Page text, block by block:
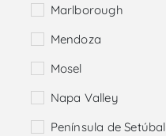
Marlborough
Mendoza
Mosel
Napa Valley
Península de Setúbal